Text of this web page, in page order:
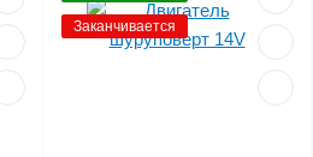
Заканчивается